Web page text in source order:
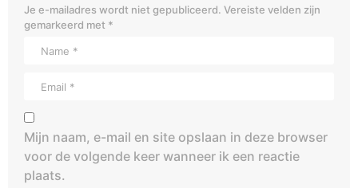
Je e-mailadres wordt niet gepubliceerd. Vereiste velden zijn
gemarkeerd met *
Mijn naam, e-mail en site opslaan in deze browser
voor de volgende keer wanneer ik een reactie
plaats.